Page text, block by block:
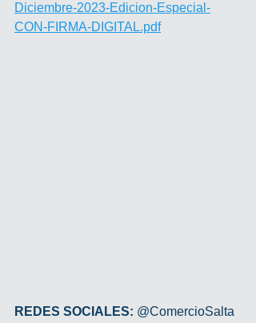
Diciembre-2023-Edicion-Especial-
CON-FIRMA-DIGITAL.pdf
REDES SOCIALES: @ComercioSalta